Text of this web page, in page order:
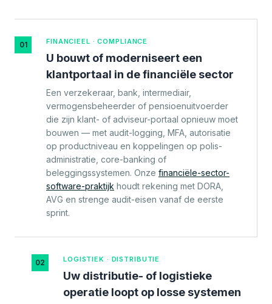
01 FINANCIEEL · COMPLIANCE
U bouwt of moderniseert een
klantportaal in de financiële sector
Een verzekeraar, bank, intermediair,
vermogensbeheerder of pensioenuitvoerder
die zijn klant- of adviseur-portaal opnieuw moet
bouwen — met audit-logging, MFA, autorisatie
op productniveau en koppelingen op polis-
administratie, core-banking of
beleggingssystemen. Onze financiële-sector-
software-praktijk houdt rekening met DORA,
AVG en strenge audit-eisen vanaf de eerste
sprint.
02 LOGISTIEK · DISTRIBUTIE
Uw distributie- of logistieke
operatie loopt op losse systemen